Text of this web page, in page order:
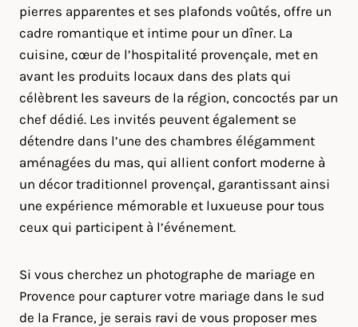
pierres apparentes et ses plafonds voûtés, offre un
cadre romantique et intime pour un dîner. La
cuisine, cœur de l’hospitalité provençale, met en
avant les produits locaux dans des plats qui
célèbrent les saveurs de la région, concoctés par un
chef dédié. Les invités peuvent également se
détendre dans l’une des chambres élégamment
aménagées du mas, qui allient confort moderne à
un décor traditionnel provençal, garantissant ainsi
une expérience mémorable et luxueuse pour tous
ceux qui participent à l’événement.
Si vous cherchez un photographe de mariage en
Provence pour capturer votre mariage dans le sud
de la France, je serais ravi de vous proposer mes